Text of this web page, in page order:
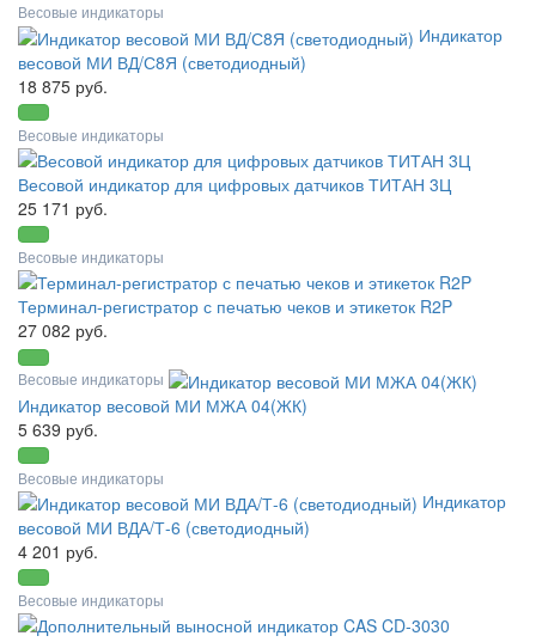
Весовые индикаторы
Индикатор
весовой МИ ВД/С8Я (светодиодный)
18 875 руб.
Весовые индикаторы
Весовой индикатор для цифровых датчиков ТИТАН 3Ц
25 171 руб.
Весовые индикаторы
Терминал-регистратор с печатью чеков и этикеток R2P
27 082 руб.
Весовые индикаторы
Индикатор весовой МИ МЖА 04(ЖК)
5 639 руб.
Весовые индикаторы
Индикатор
весовой МИ ВДА/Т-6 (светодиодный)
4 201 руб.
Весовые индикаторы